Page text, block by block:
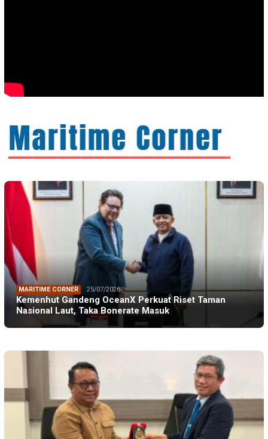
MARITIME CORNER 25/07/2026
Kemenhut Gandeng OceanX Perkuat Riset Taman
Nasional Laut, Taka Bonerate Masuk